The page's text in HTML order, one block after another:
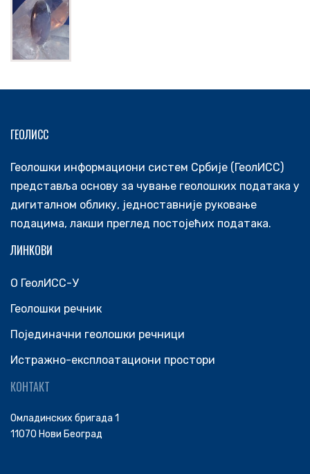
ГЕОЛИСС
Геолошки информациони систем Србије (ГеолИСС)
представља основу за чување геолошких података у
дигиталном облику, једноставније руковање
подацима, лакши преглед постојећих података.
ЛИНКОВИ
О ГеолИСС-У
Геолошки речник
Појединачни геолошки речници
Истражно-експлоатациони простори
КОНТАКТ
Омладинских бригада 1
11070 Нови Београд